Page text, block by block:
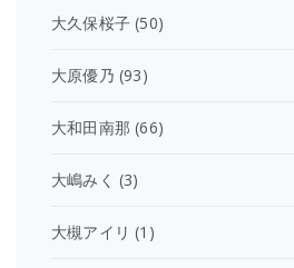
大久保桜子 (50)
大原優乃 (93)
大和田南那 (66)
大嶋みく (3)
大槻アイリ (1)